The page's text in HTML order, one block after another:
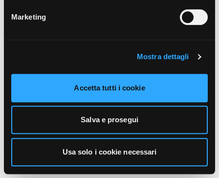
Marketing
Mostra dettagli
Accetta tutti i cookie
Salva e prosegui
Usa solo i cookie necessari